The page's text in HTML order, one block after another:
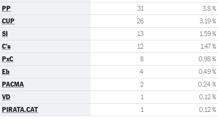
PP 31 3,8 %
CUP 26 3,19 %
SI 13 1,59 %
C's 12 1,47 %
PxC 8 0,98 %
Eb 4 0,49 %
PACMA 2 0,24 %
VD 1 0,12 %
PIRATA.CAT 1 0,12 %